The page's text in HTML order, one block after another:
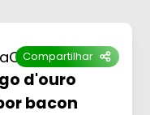
Compartilhar
d'ouro
bacon